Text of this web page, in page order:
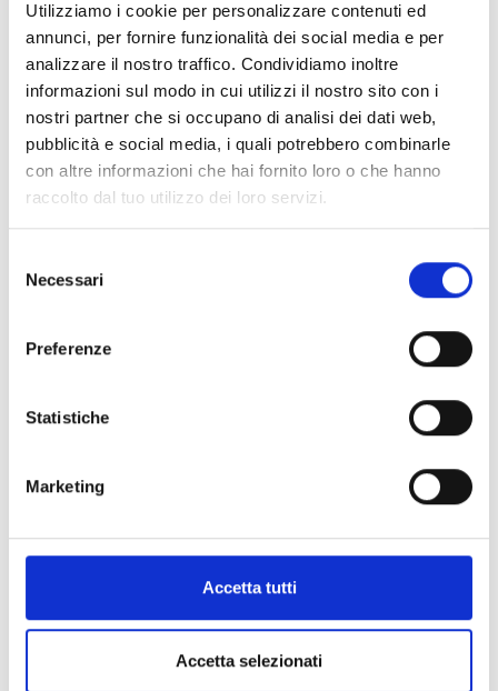
Utilizziamo i cookie per personalizzare contenuti ed
annunci, per fornire funzionalità dei social media e per
analizzare il nostro traffico. Condividiamo inoltre
informazioni sul modo in cui utilizzi il nostro sito con i
nostri partner che si occupano di analisi dei dati web,
pubblicità e social media, i quali potrebbero combinarle
con altre informazioni che hai fornito loro o che hanno
raccolto dal tuo utilizzo dei loro servizi.
delNecessari
Preferenze
Statistiche
Marketing
Accetta tutti
Accetta selezionati
Val Senales
Malga Lazaun
Al Rifugio Lazaun, lo spasso incontra le cose buone
scegliere di rigenerarsi appieno in mezzo alla ...